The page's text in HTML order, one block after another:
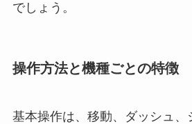
でしょう。
操作方法と機種ごとの特徴
基本操作は、移動、ダッシュ、